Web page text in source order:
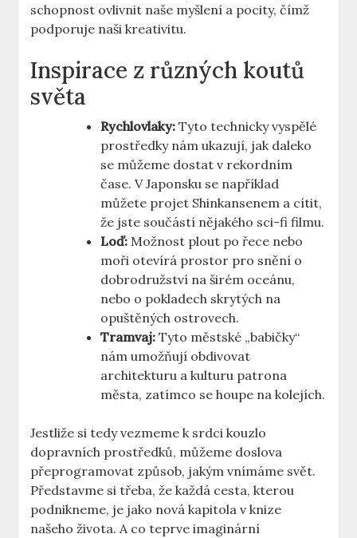
schopnost ovlivnit naše myšlení a pocity, čímž
podporuje naši kreativitu.
Inspirace z různých koutů
světa
Rychlovlaky: Tyto technicky vyspělé
prostředky nám ukazují, jak daleko
se můžeme dostat v rekordním
čase. V Japonsku se například
můžete projet Shinkansenem a cítit,
že jste součástí nějakého sci-fi filmu.
Loď: Možnost plout po řece nebo
moři otevírá prostor pro snění o
dobrodružství na širém oceánu,
nebo o pokladech skrytých na
opuštěných ostrovech.
Tramvaj: Tyto městské „babičky“
nám umožňují obdivovat
architekturu a kulturu patrona
města, zatímco se houpe na kolejích.
Jestliže si tedy vezmeme k srdci kouzlo
dopravních prostředků, můžeme doslova
přeprogramovat způsob, jakým vnímáme svět.
Představme si třeba, že každá cesta, kterou
podnikneme, je jako nová kapitola v knize
našeho života. A co teprve imaginární